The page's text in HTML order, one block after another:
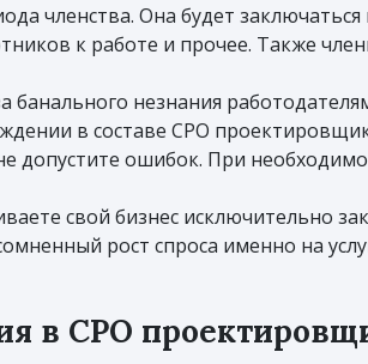
членства. Она будет
к работе и прочее. Также
незнания
в составе СРО
допустите ошибок. При
свой бизнес исключительно
рост спроса именно на
в СРО